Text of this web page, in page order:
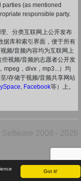
Got it!
parties (as mentioned
responsible party.
、分类互联网上公开发布
据库和索引界面，便于所有
频/音频内容均为互联网上
视频/音频的志愿者公开发
mpeg，divx，mp3...）均
/存储于视频/音频共享网站
Facebook等）上。
2008 - 2026